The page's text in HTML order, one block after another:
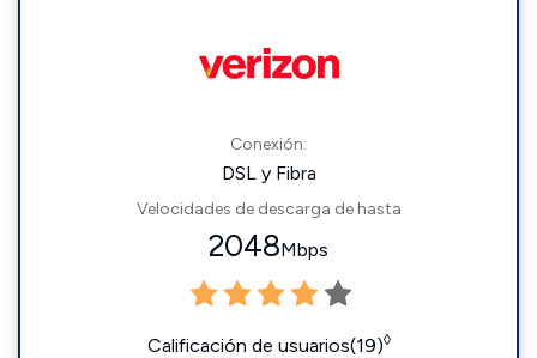
Conexión:
DSL y Fibra
Velocidades de descarga de hasta
2048Mbps
Calificación de usuarios(19)◊